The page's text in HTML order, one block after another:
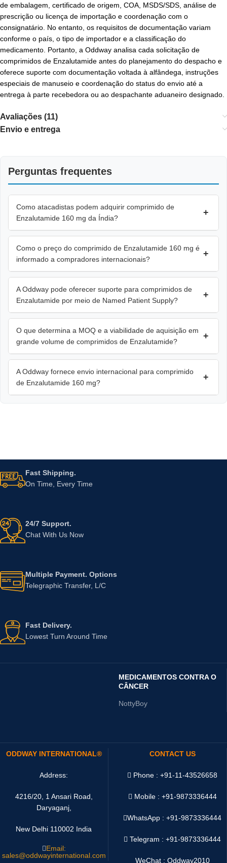
de embalagem, certificado de origem, COA, MSDS/SDS, análise de
prescrição ou licença de importação e coordenação com o
consignatário. No entanto, os requisitos de documentação variam
conforme o país, o tipo de importador e a classificação do
medicamento. Portanto, a Oddway analisa cada solicitação de
comprimidos de Enzalutamide antes do planejamento do despacho e
oferece suporte com documentação voltada à alfândega, instruções
especiais de manuseio e coordenação do status do envio até a
entrega à parte recebedora ou ao despachante aduaneiro designado.
Avaliações (11)
Envio e entrega
Perguntas frequentes
Como atacadistas podem adquirir comprimido de
Enzalutamide 160 mg da Índia?
+
Como o preço do comprimido de Enzalutamide 160 mg é
informado a compradores internacionais?
+
A Oddway pode oferecer suporte para comprimidos de
Enzalutamide por meio de Named Patient Supply?
+
O que determina a MOQ e a viabilidade de aquisição em
grande volume de comprimidos de Enzalutamide?
+
A Oddway fornece envio internacional para comprimido
de Enzalutamide 160 mg?
+
Fast Shipping.
On Time, Every Time
24/7 Support.
Chat With Us Now
Multiple Payment. Options
Telegraphic Transfer, L/C
Fast Delivery.
Lowest Turn Around Time
MEDICAMENTOS CONTRA O
CÂNCER
NottyBoy
ODDWAY INTERNATIONAL®
Address:
4216/20, 1 Ansari Road,
Daryaganj,
New Delhi 110002 India
Email:
sales@oddwayinternational.com
CONTACT US
Phone : +91-11-43526658
Mobile : +91-9873336444
WhatsApp :+91-9873336444
Telegram : +91-9873336444
WeChat : Oddway2010